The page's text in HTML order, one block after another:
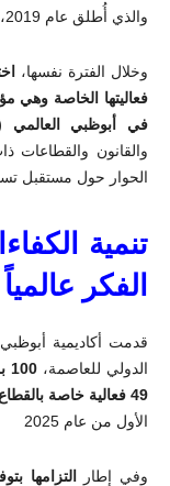
والذي أُطلق عام 2019، كأول برنامج من نوعه في المنطقة
وخلال الفترة نفسها،
فعاليتها الخاصة وهي
في أبوظبي العالمي
والقانون والقطاعات
الحوار حول مستقبل
تنمية
الفكر عالمياً
قدمت أكاديمية
الدولي للعاصمة،
49 فعالية خاصة بالقطاع شارك فيها أكثر من 1,300 شخص
الأول من عام 2025
وفي إطار التزامها بتوفير 2,900 فرصة عمل لمواطنين